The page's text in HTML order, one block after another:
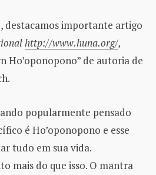
destacamos importante artigo
http://www.huna.org/,
Ho’oponopono” de autoria de
popularmente pensado
é Ho’oponopono e esse
tudo em sua vida.
mais do que isso. O mantra